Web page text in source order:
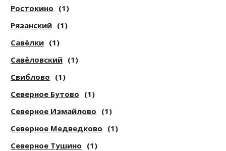
Ростокино (1)
Рязанский (1)
Савёлки (1)
Савёловский (1)
Свиблово (1)
Северное Бутово (1)
Северное Измайлово (1)
Северное Медведково (1)
Северное Тушино (1)